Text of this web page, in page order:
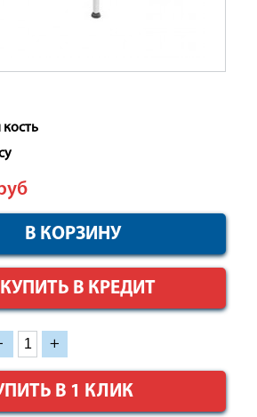
кость
КУПИТЬ В КРЕДИТ
+
В 1 КЛИК